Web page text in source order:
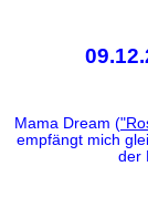
Mama Dream (
empfängt mich
der